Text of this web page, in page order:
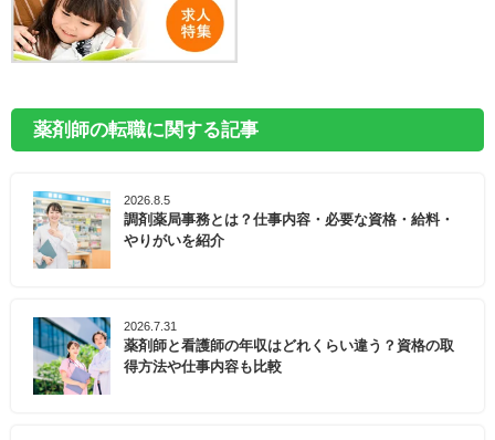
薬剤師の転職に関する記事
2026.8.5
調剤薬局事務とは？仕事内容・必要な資格・給料・
やりがいを紹介
2026.7.31
薬剤師と看護師の年収はどれくらい違う？資格の取
得方法や仕事内容も比較